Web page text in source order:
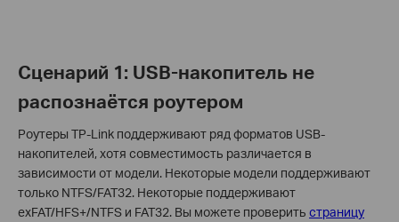
Сценарий 1: USB-накопитель не
распознаётся роутером
Роутеры TP-Link поддерживают ряд форматов USB-
накопителей, хотя совместимость различается в
зависимости от модели. Некоторые модели поддерживают
только NTFS/FAT32. Некоторые поддерживают
exFAT/HFS+/NTFS и FAT32. Вы можете проверить страницу